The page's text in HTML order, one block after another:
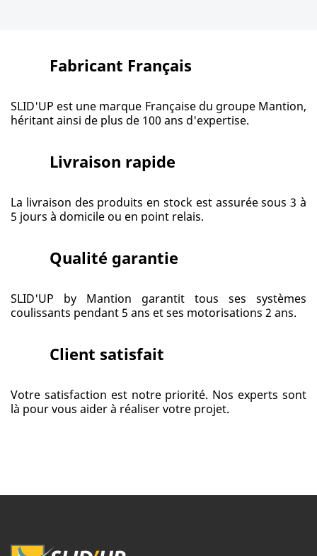
Fabricant Français
SLID'UP est une marque Française du groupe Mantion,
héritant ainsi de plus de 100 ans d'expertise.
Livraison rapide
La livraison des produits en stock est assurée sous 3 à
5 jours à domicile ou en point relais.
Qualité garantie
SLID'UP by Mantion garantit tous ses systèmes
coulissants pendant 5 ans et ses motorisations 2 ans.
Client satisfait
Votre satisfaction est notre priorité. Nos experts sont
là pour vous aider à réaliser votre projet.